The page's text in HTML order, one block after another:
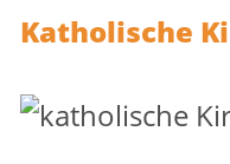
Katholische